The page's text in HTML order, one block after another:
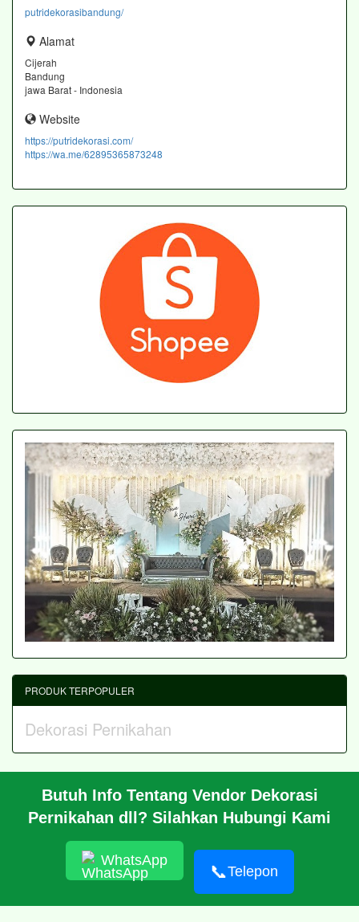
putridekorasibandung/
Alamat
Cijerah
Bandung
jawa Barat - Indonesia
Website
https://putridekorasi.com/
https://wa.me/62895365873248
Butuh Info Tentang Vendor Dekorasi
Pernikahan dll? Silahkan Hubungi Kami
WhatsApp
📞Telepon
PRODUK TERPOPULER
Dekorasi Pernikahan
BERANDA
PROFIL
CARA PESAN
HUBUNGI KAMI
RSS|sitemap.xml